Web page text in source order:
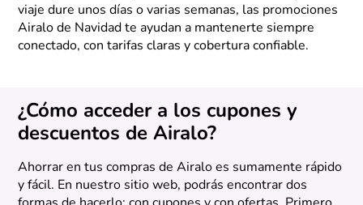
viaje dure unos días o varias semanas, las promociones
Airalo de Navidad te ayudan a mantenerte siempre
conectado, con tarifas claras y cobertura confiable.
¿Cómo acceder a los cupones y
descuentos de Airalo?
Ahorrar en tus compras de Airalo es sumamente rápido
y fácil. En nuestro sitio web, podrás encontrar dos